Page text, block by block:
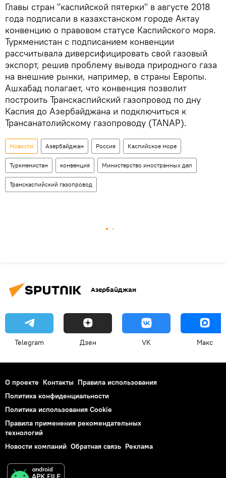
Главы стран "каспийской пятерки" в августе 2018
года подписали в казахстанском городе Актау
конвенцию о правовом статусе Каспийского моря.
Туркменистан с подписанием конвенции
рассчитывала диверсифицировать свой газовый
экспорт, решив проблему вывода природного газа
на внешние рынки, например, в страны Европы.
Ашхабад полагает, что конвенция позволит
построить Транскаспийский газопровод по дну
Каспия до Азербайджана и подключиться к
Трансанатолийскому газопроводу (TANAP).
Новости Азербайджан Россия Каспийское море
Туркменистан конвенция Министерство иностранных дел
Транскаспийский газопровод
Азербайджан
Telegram Дзен VK Макс
О проекте Контакты Правила использования
Политика конфиденциальности
Политика использования Cookie
Правила применения рекомендательных
технологий
Новости компаний Обратная связь Реклама